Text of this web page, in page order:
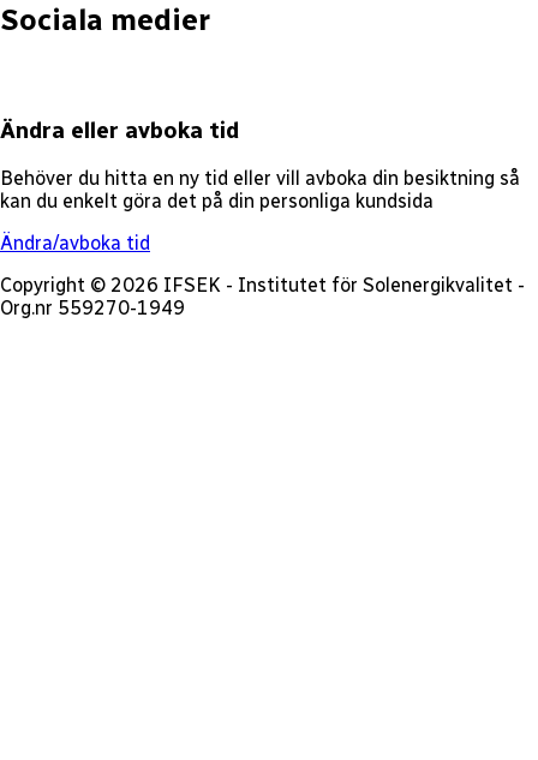
Sociala medier
Ändra eller avboka tid
Behöver du hitta en ny tid eller vill avboka din besiktning så
kan du enkelt göra det på din personliga kundsida
Ändra/avboka tid
Copyright © 2026 IFSEK - Institutet för Solenergikvalitet -
Org.nr 559270-1949